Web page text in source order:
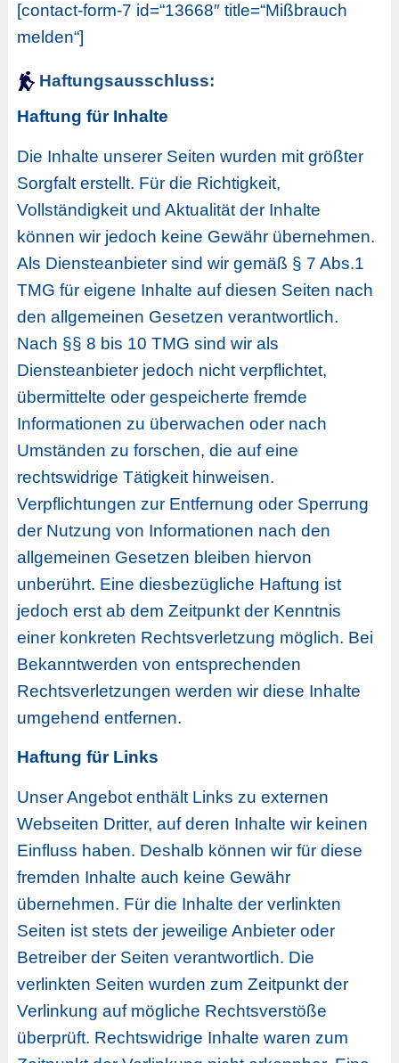
[contact-form-7 id=“13668″ title=“Mißbrauch
melden“]
Haftungsausschluss:
Haftung für Inhalte
Die Inhalte unserer Seiten wurden mit größter
Sorgfalt erstellt. Für die Richtigkeit,
Vollständigkeit und Aktualität der Inhalte
können wir jedoch keine Gewähr übernehmen.
Als Diensteanbieter sind wir gemäß § 7 Abs.1
TMG für eigene Inhalte auf diesen Seiten nach
den allgemeinen Gesetzen verantwortlich.
Nach §§ 8 bis 10 TMG sind wir als
Diensteanbieter jedoch nicht verpflichtet,
übermittelte oder gespeicherte fremde
Informationen zu überwachen oder nach
Umständen zu forschen, die auf eine
rechtswidrige Tätigkeit hinweisen.
Verpflichtungen zur Entfernung oder Sperrung
der Nutzung von Informationen nach den
allgemeinen Gesetzen bleiben hiervon
unberührt. Eine diesbezügliche Haftung ist
jedoch erst ab dem Zeitpunkt der Kenntnis
einer konkreten Rechtsverletzung möglich. Bei
Bekanntwerden von entsprechenden
Rechtsverletzungen werden wir diese Inhalte
umgehend entfernen.
Haftung für Links
Unser Angebot enthält Links zu externen
Webseiten Dritter, auf deren Inhalte wir keinen
Einfluss haben. Deshalb können wir für diese
fremden Inhalte auch keine Gewähr
übernehmen. Für die Inhalte der verlinkten
Seiten ist stets der jeweilige Anbieter oder
Betreiber der Seiten verantwortlich. Die
verlinkten Seiten wurden zum Zeitpunkt der
Verlinkung auf mögliche Rechtsverstöße
überprüft. Rechtswidrige Inhalte waren zum